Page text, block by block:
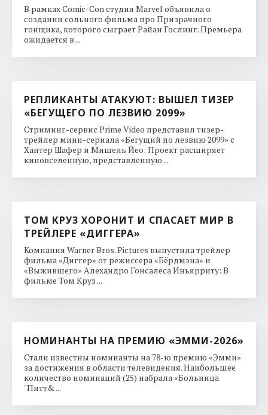
В рамках Comic-Con студия Marvel объявила о
создании сольного фильма про Призрачного
гонщика, которого сыграет Райан Гослинг. Премьера
ожидается в ...
РЕПЛИКАНТЫ АТАКУЮТ: ВЫШЕЛ ТИЗЕР
«БЕГУЩЕГО ПО ЛЕЗВИЮ 2099»
Стриминг-сервис Prime Video представил тизер-
трейлер мини-сериала «Бегущий по лезвию 2099» с
Хантер Шафер и Мишель Йео: Проект расширяет
киновселенную, представленную ...
ТОМ КРУЗ ХОРОНИТ И СПАСАЕТ МИР В
ТРЕЙЛЕРЕ «ДИГГЕРА»
Компания Warner Bros. Pictures выпустила трейлер
фильма «Диггер» от режиссера «Бёрдмэна» и
«Выжившего» Алехандро Гонсалеса Иньярриту: В
фильме Том Круз ...
НОМИНАНТЫ НА ПРЕМИЮ «ЭММИ-2026»
Стали известны номинанты на 78-ю премию «Эмми»
за достижения в области телевидения. Наибольшее
количество номинаций (25) набрала «Больница
"Питт& ...